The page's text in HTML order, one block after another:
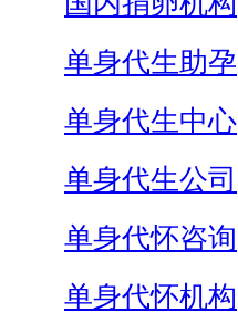
单身代生助孕
单身代生中心
单身代生公司
单身代怀咨询
单身代怀机构